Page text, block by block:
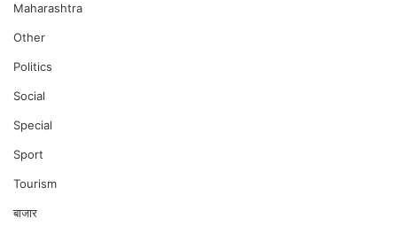
Maharashtra
Other
Politics
Social
Special
Sport
Tourism
बाजार